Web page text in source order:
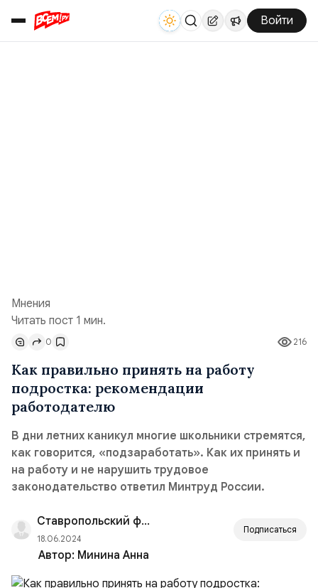
Войти
Мнения
Читать пост 1 мин.
216
0
Как правильно принять на работу
подростка: рекомендации
работодателю
В дни летних каникул многие школьники стремятся,
как говорится, «подзаработать». Как их принять и
на работу и не нарушить трудовое
законодательство ответил Минтруд России.
Ставропольский филиал РАНХиГС
18.06.2024
Подписаться
Автор: Минина Анна